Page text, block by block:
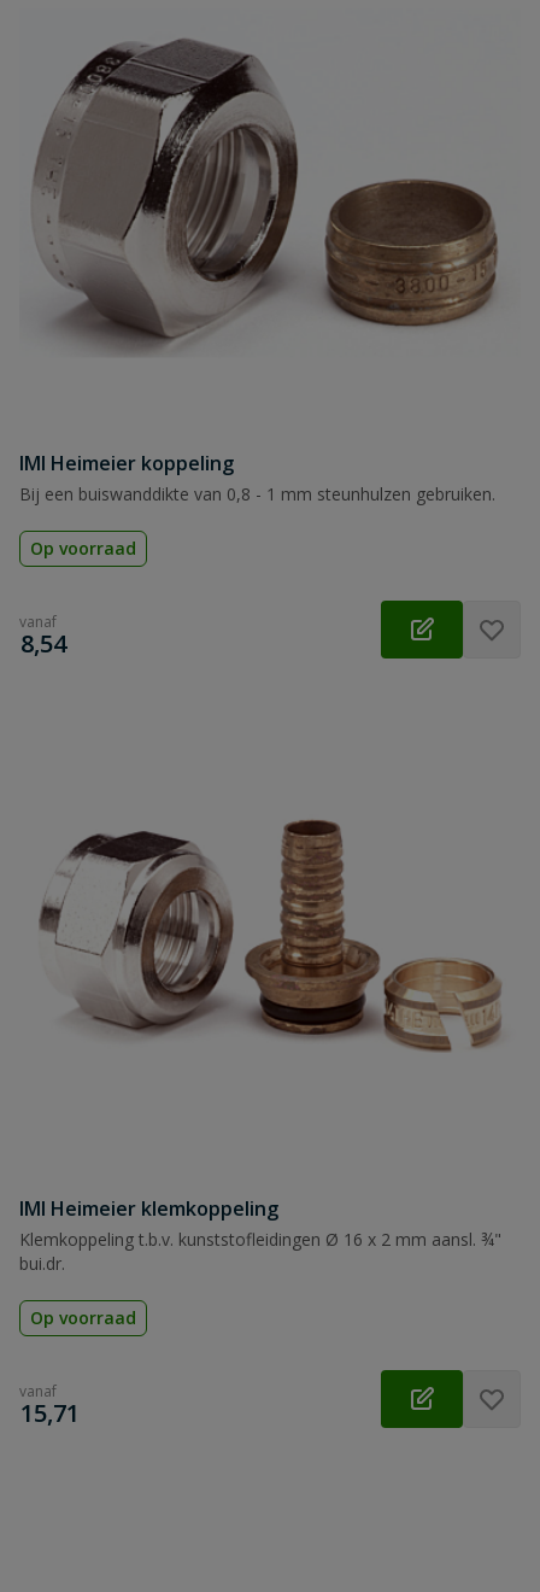
IMI Heimeier koppeling
Bij een buiswanddikte van 0,8 - 1 mm steunhulzen gebruiken.
Op voorraad
vanaf
€
8,54
IMI Heimeier klemkoppeling
Klemkoppeling t.b.v. kunststofleidingen Ø 16 x 2 mm aansl. ¾"
bui.dr.
Op voorraad
vanaf
€
15,71